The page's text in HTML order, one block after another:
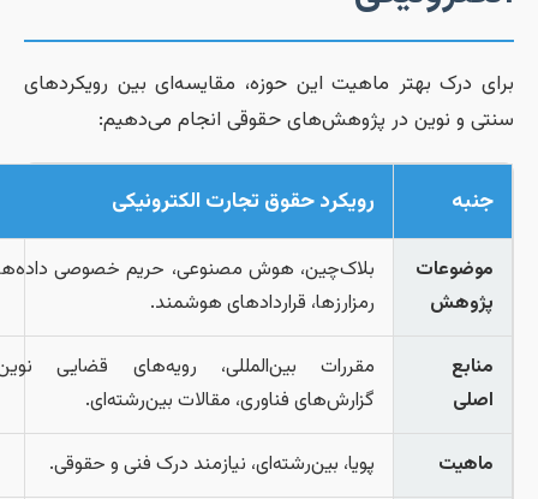
درک بهتر ماهیت این حوزه، مقایسه‌ای بین رویکردهای
و نوین در پژوهش‌های حقوقی انجام می‌دهیم:
جنبه رویکرد حقوق تجارت الکترونیکی
موضوعات
پژوهش
بلاک‌چین، هوش مصنوعی، حریم خصوصی داده‌ها،
رمزارزها، قراردادهای هوشمند.
منابع
اصلی
مقررات بین‌المللی، رویه‌های قضایی نوین،
گزارش‌های فناوری، مقالات بین‌رشته‌ای.
ماهیت پویا، بین‌رشته‌ای، نیازمند درک فنی و حقوقی.